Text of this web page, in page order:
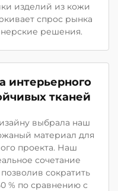
изделий из кожи
спрос рынка
решения.
интерьерного
тканей
выбрала наш
материал для
проекта. Наш
сочетание
сократить
% по сравнению с